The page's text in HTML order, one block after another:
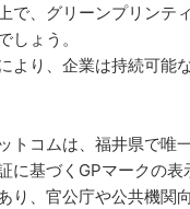
で、グリーンプリンテ
しょう。
より、企業は持続可能
トコムは、福井県で唯
に基づくGPマークの表
り、官公庁や公共機関